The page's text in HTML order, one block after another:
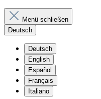
Menü schließen
Deutsch
Deutsch
English
Español
Français
Italiano